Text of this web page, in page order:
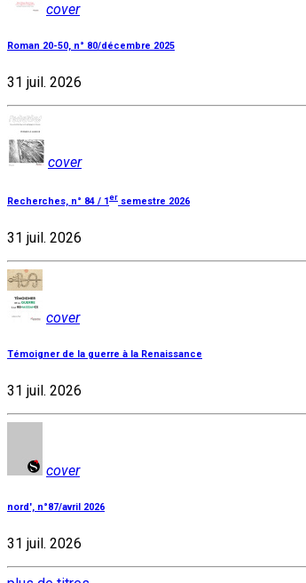
cover
Roman 20-50, n° 80/décembre 2025
31 juil. 2026
cover
Recherches, n° 84 / 1er semestre 2026
31 juil. 2026
cover
Témoigner de la guerre à la Renaissance
31 juil. 2026
cover
nord', n°87/avril 2026
31 juil. 2026